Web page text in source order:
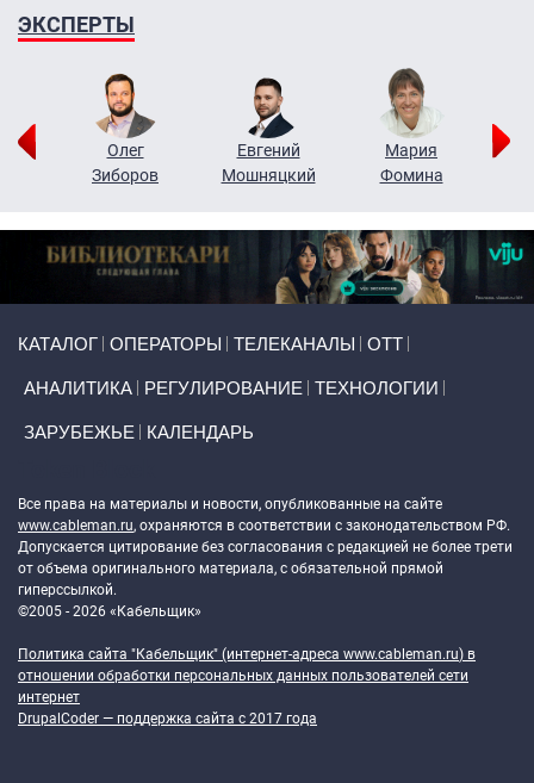
ЭКСПЕРТЫ
Олег
Зиборов
Евгений
Мошняцкий
Мария
Фомина
КАТАЛОГ ОПЕРАТОРЫ ТЕЛЕКАНАЛЫ ОТТ
АНАЛИТИКА РЕГУЛИРОВАНИЕ ТЕХНОЛОГИИ
ЗАРУБЕЖЬЕ КАЛЕНДАРЬ
Все права на материалы и новости, опубликованные на сайте
www.cableman.ru, охраняются в соответствии с законодательством РФ.
Допускается цитирование без согласования с редакцией не более трети
от объема оригинального материала, с обязательной прямой
гиперссылкой.
©2005 - 2026 «Кабельщик»
Политика сайта "Кабельщик" (интернет-адреса www.cableman.ru) в
отношении обработки персональных данных пользователей сети
интернет
DrupalCoder — поддержка сайта c 2017 года